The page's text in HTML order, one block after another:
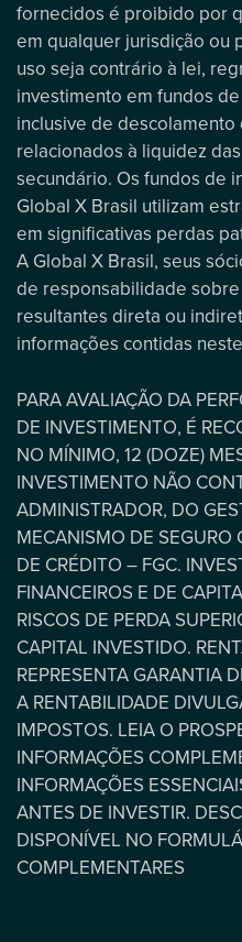
fornecidos é proibido por
em qualquer jurisdição ou
uso seja contrário à lei,
investimento em fundos
inclusive de
relacionados à liquidez
secundário. Os fundos de
Global X Brasil utilizam
em significativas perdas
A Global X Brasil, seus
de responsabilidade
resultantes direta ou
informações contidas
PARA AVALIAÇÃO DA
DE INVESTIMENTO, É
NO MÍNIMO, 12 (DOZE)
INVESTIMENTO NÃO
ADMINISTRADOR, DO
MECANISMO DE
DE CRÉDITO – FGC.
FINANCEIROS E DE
RISCOS DE PERDA
CAPITAL INVESTIDO.
REPRESENTA GARANTIA
A RENTABILIDADE
IMPOSTOS. LEIA O
INFORMAÇÕES
INFORMAÇÕES
ANTES DE INVESTIR.
DISPONÍVEL NO
COMPLEMENTARES